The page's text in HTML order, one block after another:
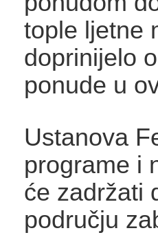
tople ljetne
doprinijelo
ponude u
Ustanova
programe i
će zadržati
području